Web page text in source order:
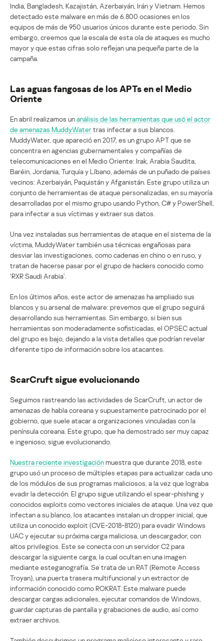
India, Bangladesh, Kazajistán, Azerbaiyán, Irán y Vietnam. Hemos
detectado este malware en más de 6.800 ocasiones en los
equipos de más de 950 usuarios únicos durante este periodo. Sin
embargo, creemos que la escala de esta ola de ataques es mucho
mayor y que estas cifras solo reflejan una pequeña parte de la
campaña.
Las aguas fangosas de los APTs en el Medio
Oriente
En abril realizamos unanálisis de las herramientas que usó el actor
de amenazas MuddyWatertras infectar a sus blancos.
MuddyWater, que apareció en 2017, es un grupo APT que se
concentra en agencias gubernamentales y compañías de
telecomunicaciones en el Medio Oriente: Irak, Arabia Saudita,
Baréin, Jordania, Turquía y Líbano, además de un puñado de países
vecinos: Azerbaiyán, Paquistán y Afganistán. Este grupo utiliza un
conjunto de herramientas de ataque personalizadas, en su mayoría
desarrolladas por el mismo grupo usando Python, C# y PowerShell,
para infectar a sus víctimas y extraer sus datos.
Una vez instaladas sus herramientas de ataque en el sistema de la
víctima, MuddyWater también usa técnicas engañosas para
desviar las investigaciones, como cadenas en chino o en ruso, y
tratan de hacerse pasar por el grupo de hackers conocido como
‘RXR Saudi Arabia’.
En los últimos años, este actor de amenazas ha ampliado sus
blancos y su arsenal de malware: prevemos que el grupo seguirá
desarrollando sus herramientas. Sin embargo, si bien sus
herramientas son moderadamente sofisticadas, el OPSEC actual
del grupo es bajo, dejando a la vista detalles que podrían revelar
diferente tipo de información sobre los atacantes.
ScarCruft sigue evolucionando
Seguimos rastreando las actividades de ScarCruft, un actor de
amenazas de habla coreana y supuestamente patrocinado por el
gobierno, que suele atacar a organizaciones vinculadas con la
península coreana. Este grupo, que ha demostrado ser muy capaz
e ingenioso, sigue evolucionando.
Nuestra reciente investigaciónmuestra que durante 2018, este
grupo usó un proceso de múltiples etapas para actualizar cada uno
de los módulos de sus programas maliciosos, a la vez que lograba
evadir la detección. El grupo sigue utilizando el spear-phishing y
conocidos exploits como vectores iniciales de ataque. Una vez que
infectan a su blanco, los atacantes instalan un dropper inicial, que
utiliza un conocido exploit (CVE-2018-8120) para evadir Windows
UAC y ejecutar su próxima carga maliciosa, un descargador, con
altos privilegios. Este se conecta con un servidor C2 para
descargar la siguiente carga, la cual ocultan en una imagen
mediante esteganografía. Se trata de un RAT (Remote Access
Troyan), una puerta trasera multifuncional y un extractor de
información conocido como ROKRAT. Este malware puede
descargar cargas adicionales, ejecutar comandos de Windows,
guardar capturas de pantalla y grabaciones de audio, así como
extraer archivos.